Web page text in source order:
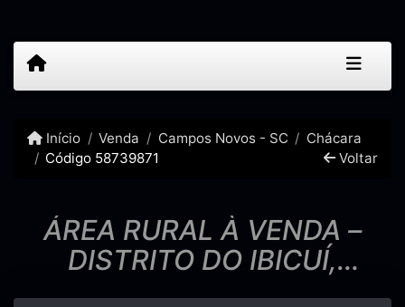
Início Venda Campos Novos - SC
Chácara
Código 58739871
Voltar
ÁREA RURAL À VENDA –
DISTRITO DO IBICUÍ,
CAMPOS NOVOS – SC